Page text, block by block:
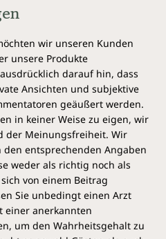
wir unseren Kunden
unsere Produkte
darauf hin, dass
Ansichten und subjektive
geäußert werden.
in keiner Weise zu eigen, wir
der Meinungsfreiheit. Wir
entsprechenden Angaben
weder als richtig noch als
von einem Beitrag
Sie unbedingt einen Arzt
einer anerkannten
um den Wahrheitsgehalt zu